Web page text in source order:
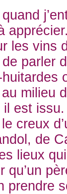
les vins
de parler
milieu
est
creux
de
lieux
qu’un
prendre